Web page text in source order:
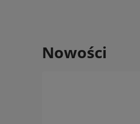
Nowości